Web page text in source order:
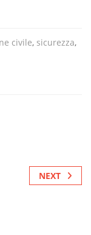
civile, sicurezza,
NEXT